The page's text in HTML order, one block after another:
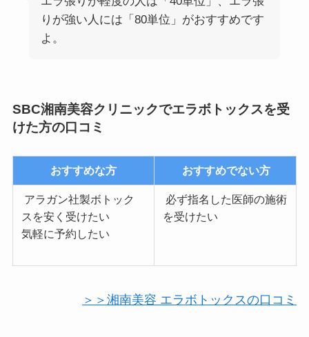
りが強い人には「80単位」がおすすめです
よ。
SBC湘南美容クリニックでエラボトックスを受
けた方の口コミ
おすすめな方 おすすめでない方
アラガン社製ボトック
スを安く受けたい
気軽に予約したい
必ず指名した医師の施術
を受けたい
＞＞湘南美容 エラボトックスの口コミ